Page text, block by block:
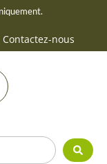
Contactez-nous